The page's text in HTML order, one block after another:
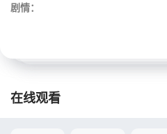
剧情：
在线观看